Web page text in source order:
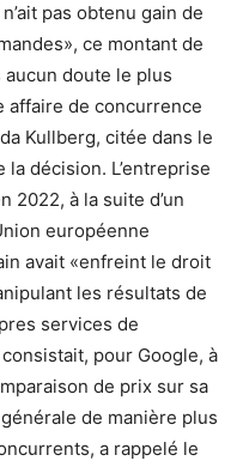
pas obtenu gain de
ce montant de
doute le plus
affaire de concurrence
Kullberg, citée dans le
décision. L’entreprise
2022, à la suite d’un
européenne
avait «enfreint le droit
les résultats de
services de
pour Google, à
de prix sur sa
de manière plus
a rappelé le